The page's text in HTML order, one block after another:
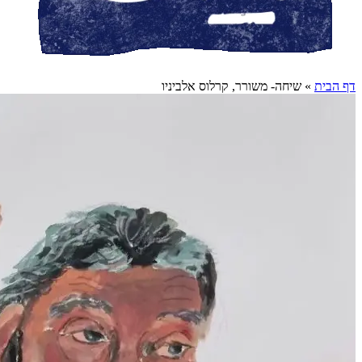
דף הבית » שיחה- משורר, קרלוס אלביניו